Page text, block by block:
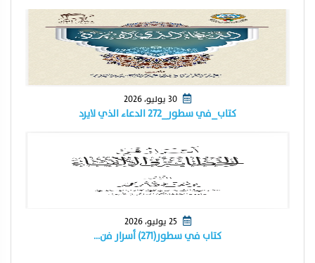
كتاب_في سطور_٢٧٢ الدعاء الذي لايرد
كتاب في سطور(٢٧١) أسرار فن…